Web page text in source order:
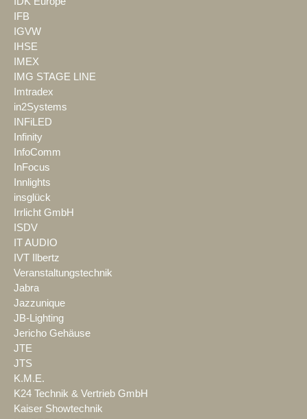
IFB
IGVW
IHSE
IMEX
IMG STAGE LINE
Imtradex
in2Systems
INFiLED
Infinity
InfoComm
InFocus
Innlights
insglück
Irrlicht GmbH
ISDV
IT AUDIO
IVT Ilbertz
Veranstaltungstechnik
Jabra
Jazzunique
JB-Lighting
Jericho Gehäuse
JTE
JTS
K.M.E.
K24 Technik & Vertrieb GmbH
Kaiser Showtechnik